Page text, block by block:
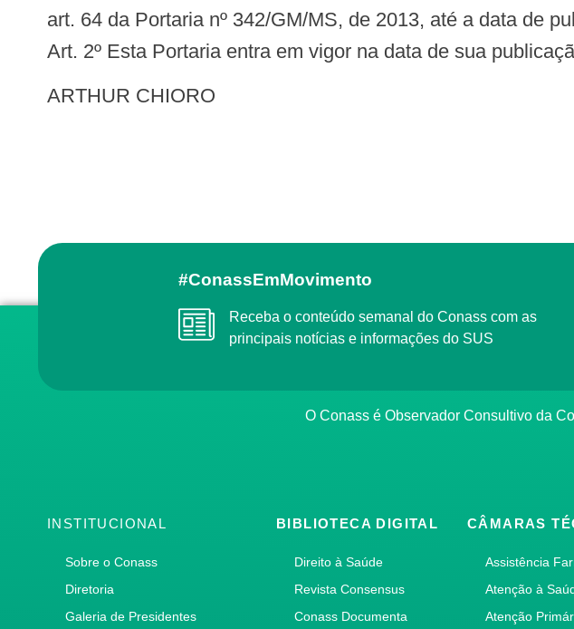
art. 64 da Portaria nº 342/GM/MS, de 2013, até a data de
Art. 2º Esta Portaria entra em vigor na data de sua
ARTHUR CHIORO
#ConassEmMovimento
Receba o conteúdo semanal do Conass com as
principais notícias e informações do SUS
O Conass é Observador Consultivo da
INSTITUCIONAL
Sobre o Conass
Diretoria
Galeria de Presidentes
BIBLIOTECA DIGITAL
Direito à Saúde
Revista Consensus
Conass Documenta
CÂMARAS
Assistência
Atenção à
Atenção